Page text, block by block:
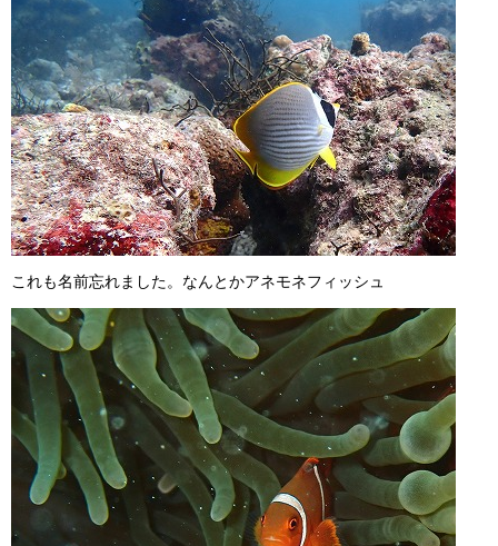
これも名前忘れました。なんとかアネモネフィッシュ